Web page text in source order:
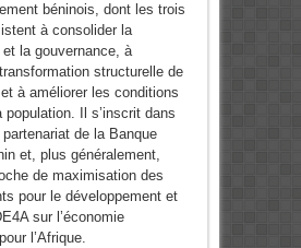
béninois, dont les trois
à consolider la
la gouvernance, à
structurelle de
et à améliorer les conditions
population. Il s’inscrit dans
partenariat de la Banque
et, plus généralement,
de maximisation des
pour le développement et
sur l’économie
l’Afrique.